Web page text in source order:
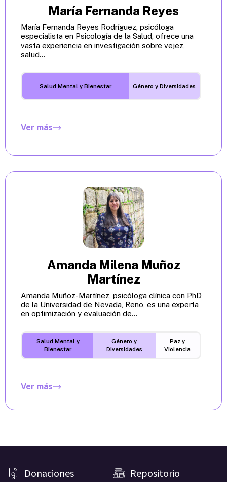
María Fernanda Reyes
María Fernanda Reyes Rodríguez, psicóloga
especialista en Psicología de la Salud, ofrece una
vasta experiencia en investigación sobre vejez,
salud...
Salud Mental y Bienestar Género y Diversidades
Ver más
Amanda Milena Muñoz
Martínez
Amanda Muñoz-Martínez, psicóloga clínica con PhD
de la Universidad de Nevada, Reno, es una experta
en optimización y evaluación de...
Salud Mental y
Bienestar
Género y
Diversidades
Paz y
Violencia
Ver más
Donaciones
Repositorio